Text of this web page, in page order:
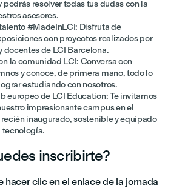
podrás resolver todas tus dudas con la
asesores.
#MadeInLCI: Disfruta de
con proyectos realizados por
docentes de LCI Barcelona.
la comunidad LCI: Conversa con
y conoce, de primera mano, todo lo
estudiando con nosotros.
europeo de LCI Education: Te invitamos
impresionante campus en el
inaugurado, sostenible y equipado
tecnología.
inscribirte?
hacer clic en el enlace de la jornada